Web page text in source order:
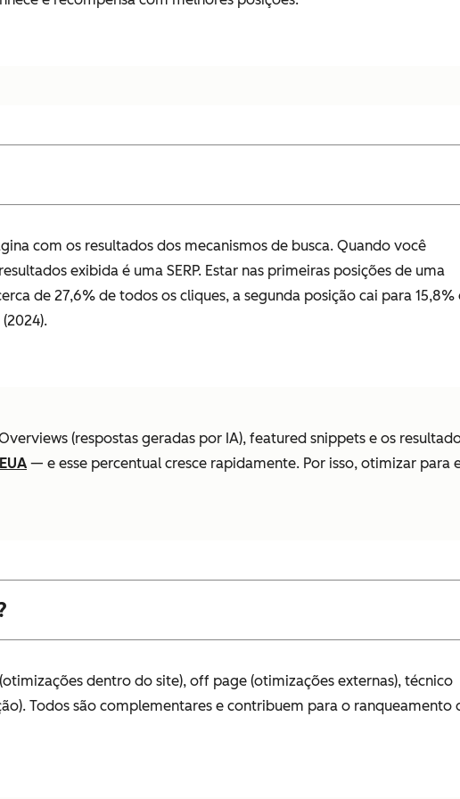
com os resultados dos mecanismos de busca. Quando você
exibida é uma SERP. Estar nas primeiras posições de uma
de 27,6% de todos os cliques, a segunda posição cai para 15,8%
(respostas geradas por IA), featured snippets e os
— e esse percentual cresce rapidamente. Por isso, otimizar
dentro do site), off page (otimizações externas), técnico
Todos são complementares e contribuem para o ranqueamento